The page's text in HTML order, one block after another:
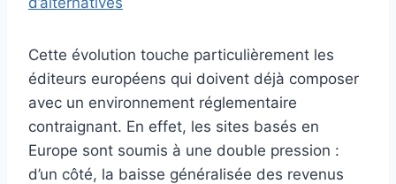
Cette évolution touche particulièrement les
éditeurs européens qui doivent déjà composer
avec un environnement réglementaire
contraignant. En effet, les sites basés en
Europe sont soumis à une double pression :
d’un côté, la baisse généralisée des revenus